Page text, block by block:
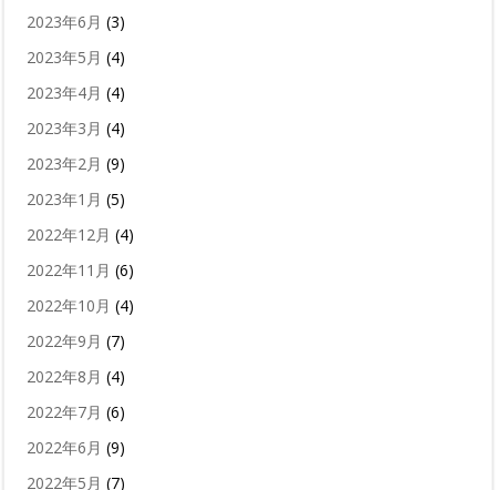
2023年6月 (3)
2023年5月 (4)
2023年4月 (4)
2023年3月 (4)
2023年2月 (9)
2023年1月 (5)
2022年12月 (4)
2022年11月 (6)
2022年10月 (4)
2022年9月 (7)
2022年8月 (4)
2022年7月 (6)
2022年6月 (9)
2022年5月 (7)